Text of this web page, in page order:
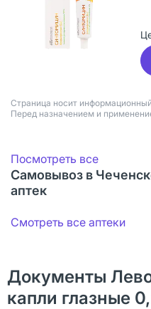
Страница носит
Перед назначением и
Посмотреть все
Самовывоз в
аптек
Смотреть все аптеки
Документы
капли глазные